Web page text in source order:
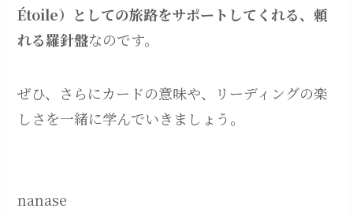
Étoile）としての旅路をサポートしてくれる、頼
れる羅針盤なのです。
ぜひ、さらにカードの意味や、リーディングの楽
しさを一緒に学んでいきましょう。
nanase